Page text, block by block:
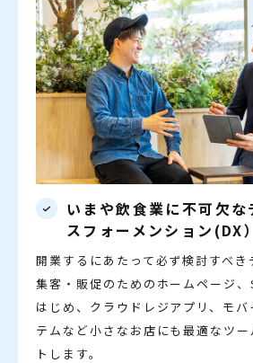
いまや飲食業に不可欠な
スフォーメンション(DX）
開業するにあたって必ず検討すべき
集客・販促のためのホームページ
はじめ、クラウドレジアプリ、モ
テムなど小さなお店にも最適なツ
トします。